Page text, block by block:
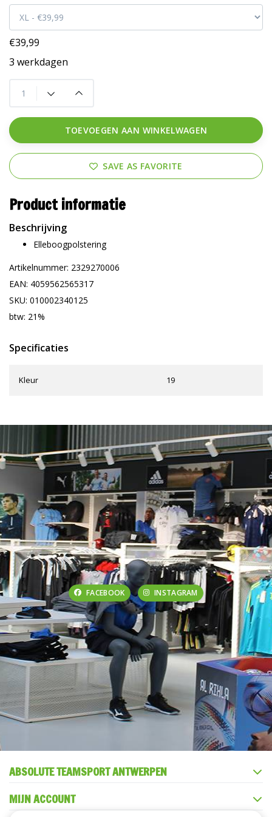
€39,99
3 werkdagen
TOEVOEGEN AAN WINKELWAGEN
SAVE AS FAVORITE
Product informatie
Beschrijving
Elleboogpolstering
Artikelnummer: 2329270006
EAN: 4059562565317
SKU: 010002340125
btw: 21%
Specificaties
Kleur 19
FACEBOOK INSTAGRAM
ABSOLUTE TEAMSPORT ANTWERPEN
MIJN ACCOUNT